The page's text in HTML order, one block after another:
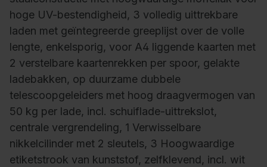
hoge UV-bestendigheid, 3 volledig uittrekbare
laden met geïntegreerde greeplijst over de volle
lengte, enkelsporig, voor A4 liggende kaarten met
2 verstelbare kaartenrekken per spoor, gelakte
ladebakken, op duurzame dubbele
telescoopgeleiders met hoog draagvermogen van
50 kg per lade, incl. schuiflade-uittrekslot,
centrale vergrendeling, 1 Verwisselbare
nikkelcilinder met 2 sleutels, 3 Hoogwaardige
etiketstrook van kunststof, zelfklevend, incl. wit